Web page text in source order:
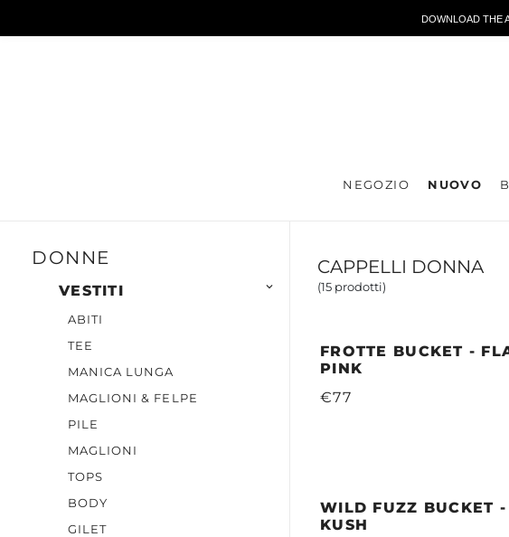
DOWNLOAD THE
NEGOZIO NUOVO
DONNE
VESTITI 
ABITI
TEE
MANICA LUNGA
MAGLIONI & FELPE
PILE
MAGLIONI
TOPS
BODY
GILET
CAPPELLI DONNA
(15 prodotti)
FROTTE BUCKET -
PINK
€77
WILD FUZZ BUCKET
KUSH